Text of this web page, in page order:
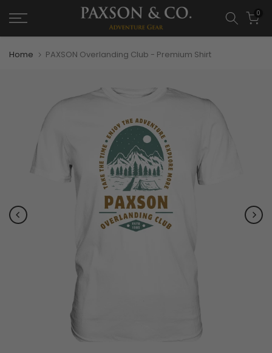
0
Home PAXSON Overlanding Club - Premium Shirt